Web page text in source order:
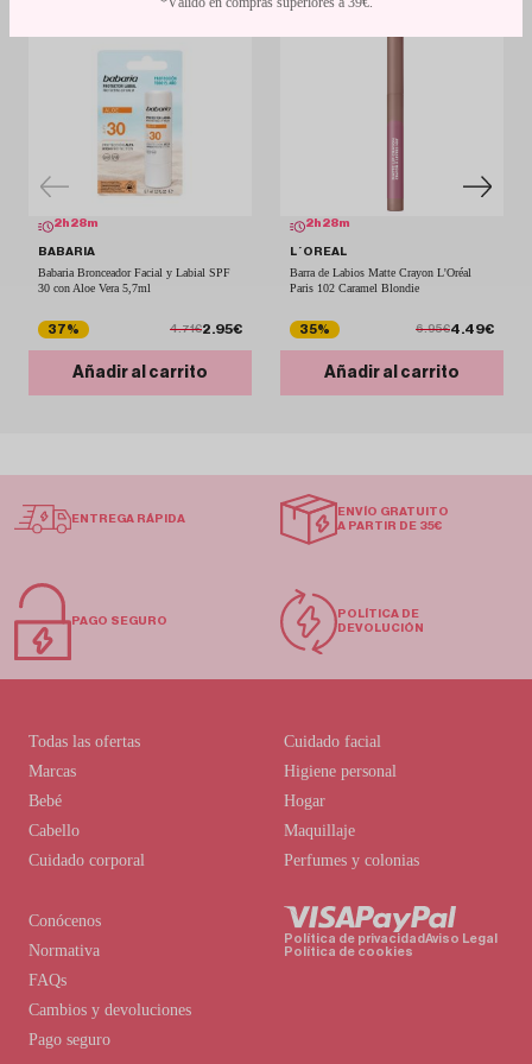
2 h 28m
BABARIA
Babaria Bronceador Facial y Labial SPF
30 con Aloe Vera 5,7ml
37% 4.71€2.95€
Añadir al carrito
2 h 28m
L´OREAL
Barra de Labios Matte Crayon L'Oréal
Paris 102 Caramel Blondie
35% 6.95€4.49€
Añadir al carrito
ENTREGA RÁPIDA
ENVÍO GRATUITO
A PARTIR DE 35€
PAGO SEGURO
POLÍTICA DE
DEVOLUCIÓN
Conócenos
Normativa
FAQs
Cambios y devoluciones
Pago seguro
Todas las ofertas
Marcas
Bebé
Cabello
Cuidado corporal
Cuidado facial
Higiene personal
Hogar
Maquillaje
Perfumes y colonias
Política de privacidadAviso Legal
Política de cookies